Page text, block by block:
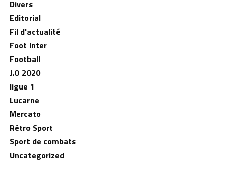
Divers
Editorial
Fil d'actualité
Foot Inter
Football
J.O 2020
ligue 1
Lucarne
Mercato
Rétro Sport
Sport de combats
Uncategorized